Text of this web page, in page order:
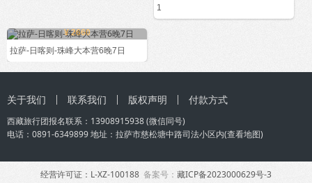
1
¥ 2660
拉萨-日喀则-珠峰大本营6晚7日
关于我们 联系我们 版权声明 付款方式
西藏旅行团报名联系： 13908915938(微信同号)
电话：0891-6349899 地址：拉萨市慈松塘中路司法小区内(查看地图)
经营许可证：L-XZ-100188 备案号： 藏ICP备2023000629号-3